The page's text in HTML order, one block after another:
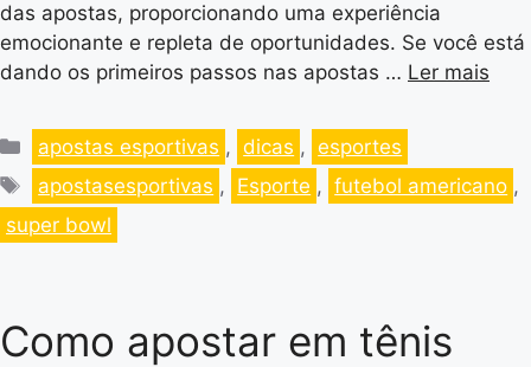
das apostas, proporcionando uma experiência
emocionante e repleta de oportunidades. Se você está
dando os primeiros passos nas apostas … Ler mais
apostas esportivas , dicas , esportes
apostasesportivas , Esporte , futebol americano ,
super bowl
Como apostar em tênis